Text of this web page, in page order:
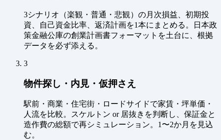
3シナリオ（楽観・普通・悲観）の月次損益、初期投
資、自己資金比率、返済計画を1本にまとめる。日本政
策金融公庫の創業計画書フォーマットを土台に、根拠
データを必ず添える。
3
物件探し・内見・仮押さえ
駅前・商業・住宅街・ロードサイドで家賃・坪単価・
人流を比較。スケルトン or 居抜きを判断し、保証金と
造作費の総額で再シミュレーション。1〜2か月を見込
む。